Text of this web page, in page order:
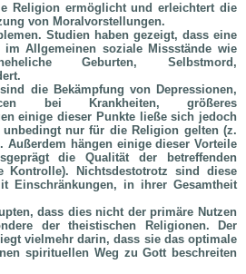
Religion ermöglicht und erleichtert die
von Moralvorstellungen.
Studien haben gezeigt, dass eine
Allgemeinen soziale Missstände wie
Geburten, Selbstmord,
die Bekämpfung von Depressionen,
bei Krankheiten, größeres
einige dieser Punkte ließe sich jedoch
nur für die Religion gelten (z.
Außerdem hängen einige dieser Vorteile
die Qualität der betreffenden
Nichtsdestotrotz sind diese
Einschränkungen, in ihrer Gesamtheit
dass dies nicht der primäre Nutzen
der theistischen Religionen. Der
vielmehr darin, dass sie das optimale
spirituellen Weg zu Gott beschreiten